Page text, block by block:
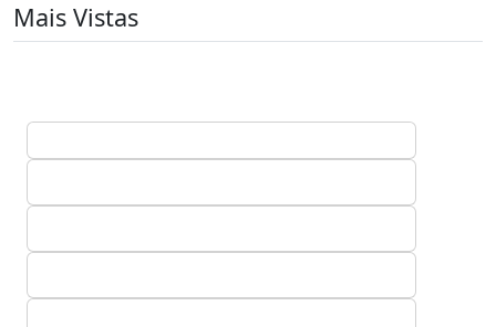
Mais Vistas